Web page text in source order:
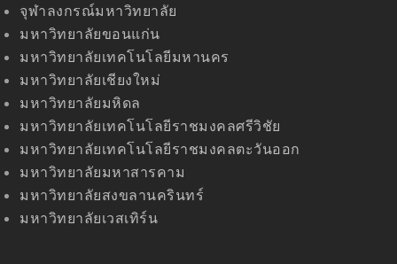
จุฬาลงกรณ์มหาวิทยาลัย
มหาวิทยาลัยขอนแก่น
มหาวิทยาลัยเทคโนโลยีมหานคร
มหาวิทยาลัยเชียงใหม่
มหาวิทยาลัยมหิดล
มหาวิทยาลัยเทคโนโลยีราชมงคลศรีวิชัย
มหาวิทยาลัยเทคโนโลยีราชมงคลตะวันออก
มหาวิทยาลัยมหาสารคาม
มหาวิทยาลัยสงขลานครินทร์
มหาวิทยาลัยเวสเทิร์น